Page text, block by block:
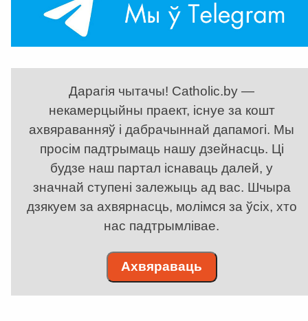
Дарагія чытачы! Catholic.by —
некамерцыйны праект, існуе за кошт
ахвяраванняў і дабрачыннай дапамогі. Мы
просім падтрымаць нашу дзейнасць. Ці
будзе наш партал існаваць далей, у
значнай ступені залежыць ад вас. Шчыра
дзякуем за ахвярнасць, молімся за ўсіх, хто
нас падтрымлівае.
Ахвяраваць